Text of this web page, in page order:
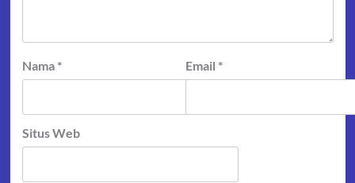
Nama * Email *
Situs Web